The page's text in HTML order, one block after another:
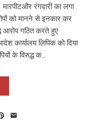
रंगदारी का लगा
को मानने से इनकार कर
आरोप गठित करते हुए
कार्यालय लिपिक को दिया
के विरुद्ध क...